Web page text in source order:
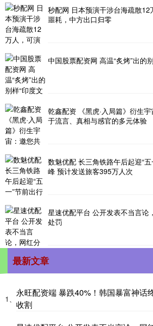
秒配网 日本预演干涉台海疏散12
噩耗，中方出口归零
中国股票配资网 高温“炙烤”出的
乾鑫配资 《黑虎·入局篇》衍生
于流言、真相与感官的多元体验
数魅优配 长三角铁路午后起迎“
峰 预计发送旅客395万人次
星速优配平台 公开发表不当言论
处罚
最新文章
1、
永旺配资端 暴跌40%！韩国暴富神话
收割